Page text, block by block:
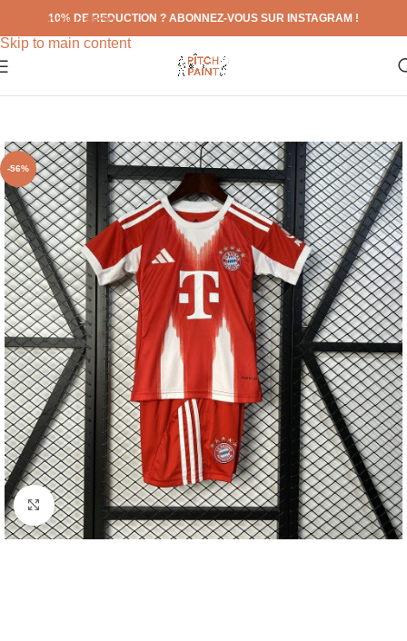
Skip to navigation
Skip to main content
10% DE REDUCTION ? ABONNEZ-VOUS SUR INSTAGRAM !
-56%
Click to enlarge